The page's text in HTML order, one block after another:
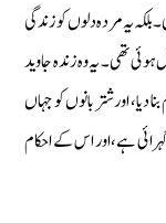
بلکہ یہ مردہ دلوں کو زندگی
ہوئی تھی۔ یہ وہ زندہ جاوید
اور شتر بانوں کو جہاں
ہے، اور اس کے احکام